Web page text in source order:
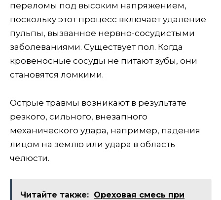
переломы под высоким напряжением,
поскольку этот процесс включает удаление
пульпы, вызванное нервно-сосудистыми
заболеваниями. Существует пол. Когда
кровеносные сосуды не питают зубы, они
становятся ломкими.
Острые травмы возникают в результате
резкого, сильного, внезапного
механического удара, например, падения
лицом на землю или удара в область
челюсти.
Читайте также: ​Ореховая смесь при